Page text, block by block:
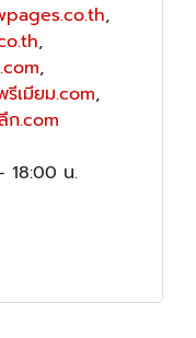
,
,
,
เมียม.com,
ก.com
18:00 น.